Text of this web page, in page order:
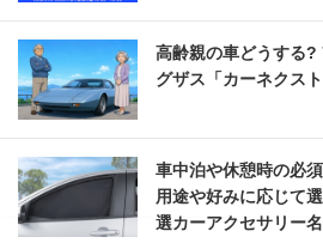
高齢親の車どうする?
グザス「カーネクス
車中泊や休憩時の必
用途や好みに応じて
選カーアクセサリー